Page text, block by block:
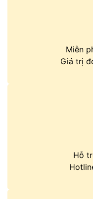
Miễn
Giá trị
Hỗ